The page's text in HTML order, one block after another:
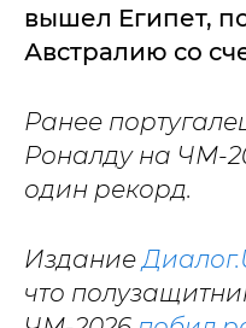
вышел Египет,
Австралию со
Ранее
Роналду на ЧМ-
один рекорд.
Издание
что